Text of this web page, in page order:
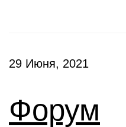
29 Июня, 2021
Форум